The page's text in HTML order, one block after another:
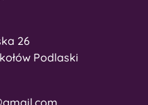
26
Podlaski